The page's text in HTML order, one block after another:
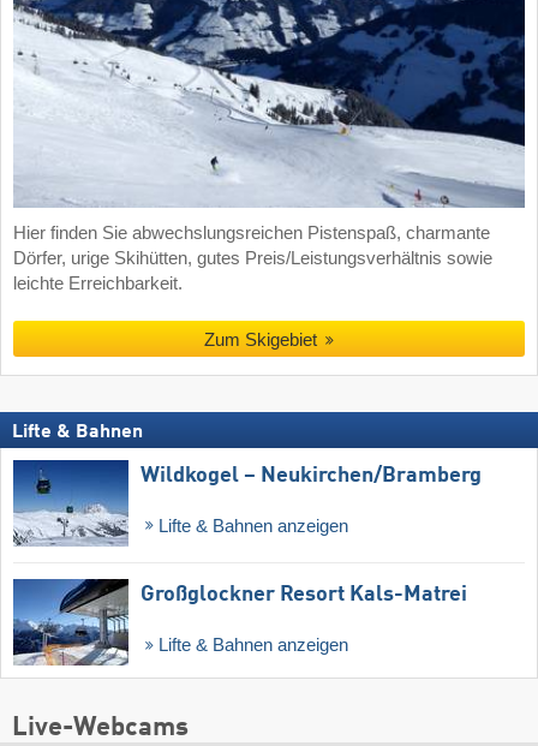
Hier finden Sie abwechslungsreichen Pistenspaß, charmante
Dörfer, urige Skihütten, gutes Preis/Leistungsverhältnis sowie
leichte Erreichbarkeit.
Zum Skigebiet
Lifte & Bahnen
Wildkogel – Neukirchen/​Bramberg
Lifte & Bahnen anzeigen
Großglockner Resort Kals-Matrei
Lifte & Bahnen anzeigen
Live-Webcams